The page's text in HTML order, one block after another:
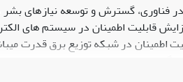
فناوری، گسترش و توسعه نیازهای
قابلیت اطمینان در سیستم های
اطمینان در شبکه توزیع برق قدرت